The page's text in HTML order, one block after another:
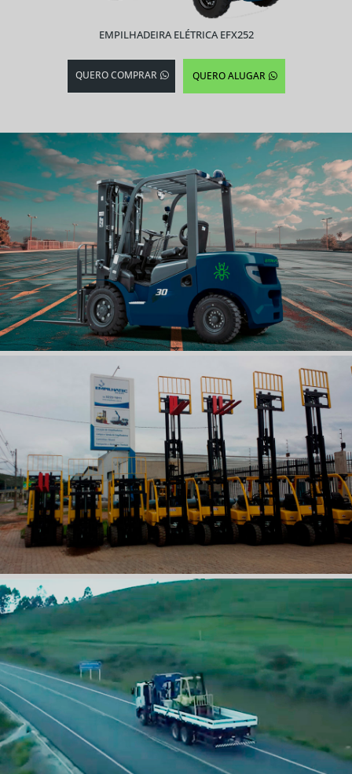
EMPILHADEIRA ELÉTRICA EFX252
QUERO COMPRAR QUERO ALUGAR
EMPILHADEIRAS
NOVAS
LOCAÇÃO